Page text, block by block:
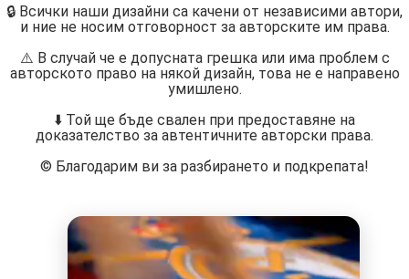
🔒 Всички наши дизайни са качени от независими автори,
и ние не носим отговорност за авторските им права.
⚠️ В случай че е допусната грешка или има проблем с
авторското право на някой дизайн, това не е направено
умишлено.
⬇️ Той ще бъде свален при предоставяне на
доказателство за автентичните авторски права.
©️ Благодарим ви за разбирането и подкрепата!